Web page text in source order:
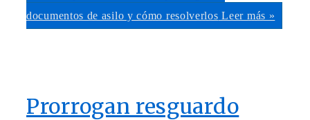
documentos de asilo y cómo resolverlos Leer más »
Prorrogan resguardo